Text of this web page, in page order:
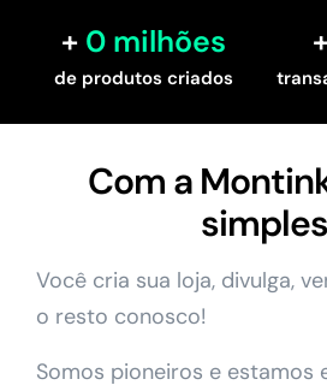
de produtos criados
0 milhões
Com a
Você cria sua loja, divulga,
o resto conosco!
Somos pioneiros e estamos